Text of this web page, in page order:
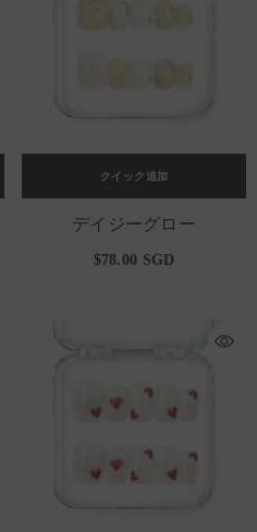
クイック追加
デイジーグロー
$78.00 SGD